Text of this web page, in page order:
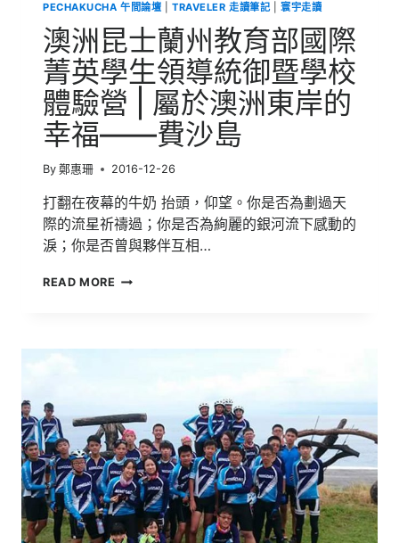
學
校
體
驗
營
|
窺
密
PECHAKUCHA 午間論壇 |TRAVELER 走讀筆記|寰宇走讀
澳洲昆士蘭州教育部國際
菁英學生領導統御暨學校
體驗營 | 屬於澳洲東岸的
幸福——費沙島
By 鄭惠珊 2016-12-26
打翻在夜幕的牛奶 抬頭，仰望。你是否為劃過天
際的流星祈禱過；你是否為絢麗的銀河流下感動的
淚；你是否曾與夥伴互相…
READ MORE 澳
蘭
部
國
際
菁
英
學
生
領